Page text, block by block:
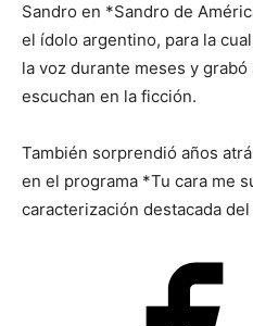
Sandro en *Sandro de
el ídolo argentino, para la
la voz durante meses y
escuchan en la ficción.
También sorprendió años
en el programa *Tu cara me
caracterización destacada